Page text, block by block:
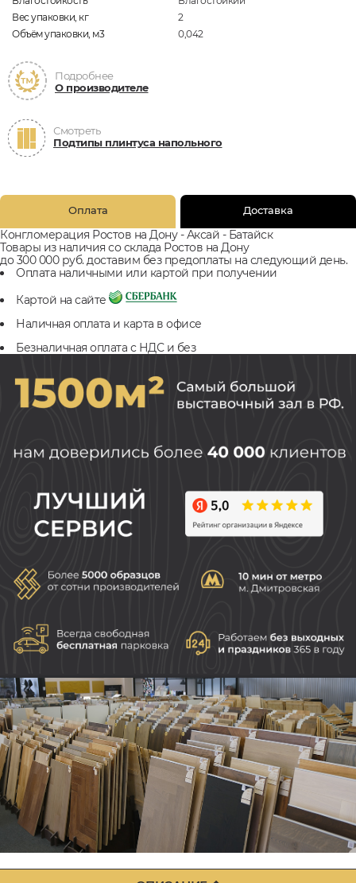
Вес упаковки, кг
2
Объём упаковки, м3
0,042
Подробнее
О производителе
Смотреть
Подтипы плинтуса напольного
Оплата Доставка
Конгломерация Ростов на Дону - Аксай - Батайск
Товары из наличия со склада Ростов на Дону
до 300 000 руб. доставим без предоплаты на следующий день.
Оплата наличными или картой при получении
Картой на сайте
Наличная оплата и карта в офисе
Безналичная оплата с НДС и без